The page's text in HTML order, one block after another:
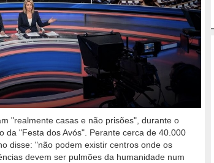
"realmente casas e não prisões", durante o
da "Festa dos Avós". Perante cerca de 40.000
disse: "não podem existir centros onde os
devem ser pulmões da humanidade num